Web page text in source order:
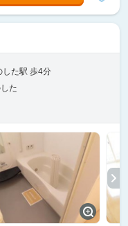
した駅 歩4分
た